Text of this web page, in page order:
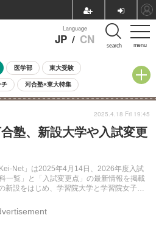
menu
Language
JP / CN search
医学部 東大受験
チ 河合塾×東大特集
中学受験 小学校受験
校 過去問 人気記事
合塾、新設大学や入試変更
Net」は2025年4月14日、2026年度入試
一覧」と「入試変更点」の最新情報を掲載
新設をはじめ、学習院大学と学習院女子大
2025.4.18 Fri 19:45